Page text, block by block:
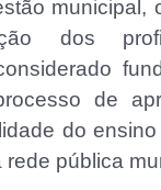
municipal,
dos
de
do
pública